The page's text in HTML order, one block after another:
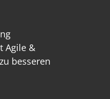
Agile &
besseren